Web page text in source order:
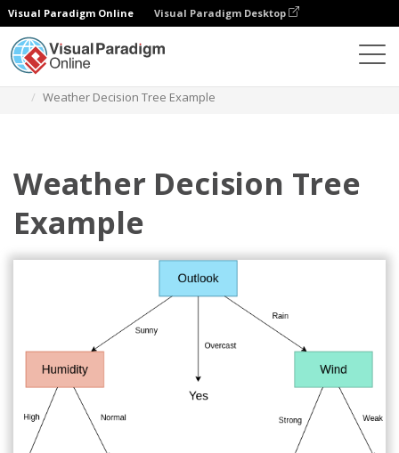
Visual Paradigm Online Visual Paradigm Desktop
Weather Decision Tree Example
Weather Decision Tree
Example